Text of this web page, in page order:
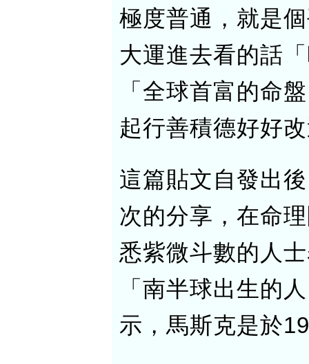
極度普通，就是
大運進去看的話
「全球首富的命
起行善積德好好
這篇貼文自發出
次的分享，在命
悉紫微斗數的人
「南半球出生的
示，馬斯克是於